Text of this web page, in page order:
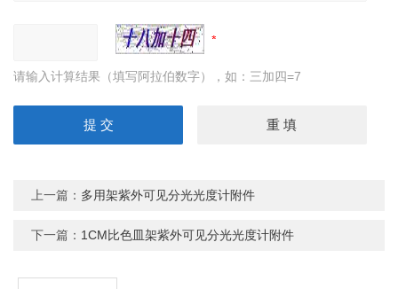
请输入计算结果（填写阿拉伯数字），如：三加四=7
上一篇： 多用架紫外可见分光光度计附件
下一篇： 1CM比色皿架紫外可见分光光度计附件